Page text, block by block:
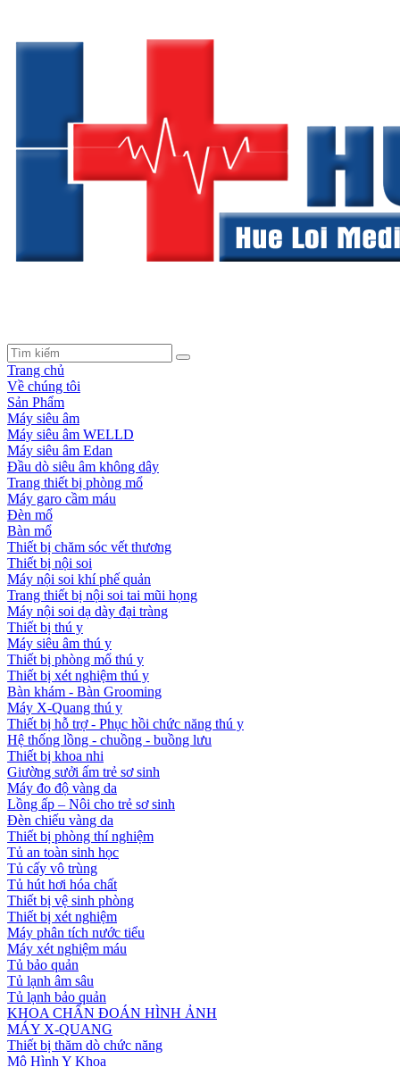
Trang chủ
Về chúng tôi
Sản Phẩm
Máy siêu âm
Máy siêu âm WELLD
Máy siêu âm Edan
Đầu dò siêu âm không dây
Trang thiết bị phòng mổ
Máy garo cầm máu
Đèn mổ
Bàn mổ
Thiết bị chăm sóc vết thương
Thiết bị nội soi
Máy nội soi khí phế quản
Trang thiết bị nội soi tai mũi họng
Máy nội soi dạ dày đại tràng
Thiết bị thú y
Máy siêu âm thú y
Thiết bị phòng mổ thú y
Thiết bị xét nghiệm thú y
Bàn khám - Bàn Grooming
Máy X-Quang thú y
Thiết bị hỗ trợ - Phục hồi chức năng thú y
Hệ thống lồng - chuồng - buồng lưu
Thiết bị khoa nhi
Giường sưởi ấm trẻ sơ sinh
Máy đo độ vàng da
Lồng ấp – Nôi cho trẻ sơ sinh
Đèn chiếu vàng da
Thiết bị phòng thí nghiệm
Tủ an toàn sinh học
Tủ cấy vô trùng
Tủ hút hơi hóa chất
Thiết bị vệ sinh phòng
Thiết bị xét nghiệm
Máy phân tích nước tiểu
Máy xét nghiệm máu
Tủ bảo quản
Tủ lạnh âm sâu
Tủ lạnh bảo quản
KHOA CHẨN ĐOÁN HÌNH ẢNH
MÁY X-QUANG
Thiết bị thăm dò chức năng
Mô Hình Y Khoa